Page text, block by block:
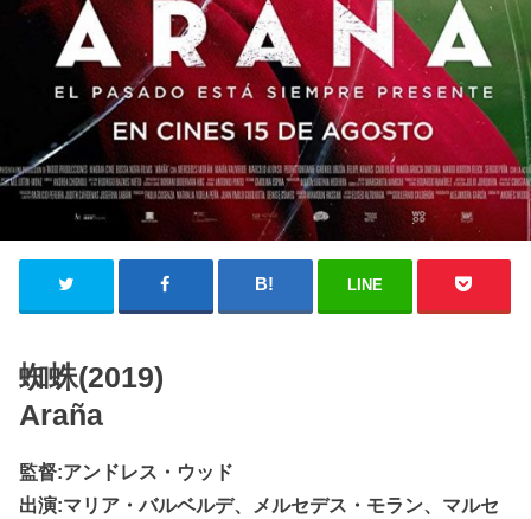
LINE
蜘蛛(2019)
Araña
監督:アンドレス・ウッド
出演:マリア・バルベルデ、メルセデス・モラン、マルセ